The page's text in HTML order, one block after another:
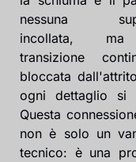
nessuna
incollata,
transizione
bloccata
ogni dettaglio si
Questa
non è solo un
tecnico: è una